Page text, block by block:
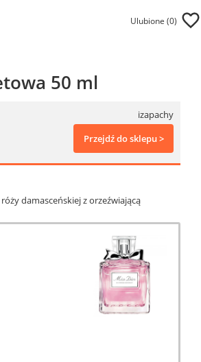
Ulubione (0)
50 ml
izapachy
Przejdź do sklepu >
damasceńskiej z orzeźwiającą